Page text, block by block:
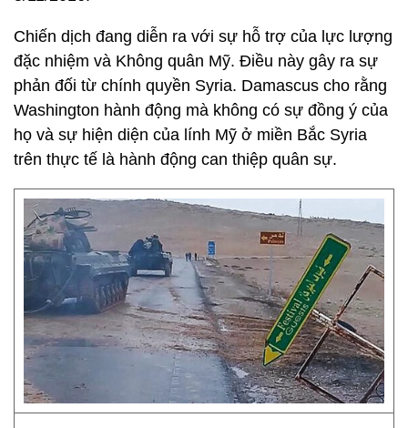
Chiến dịch đang diễn ra với sự hỗ trợ của lực lượng
đặc nhiệm và Không quân Mỹ. Điều này gây ra sự
phản đối từ chính quyền Syria. Damascus cho rằng
Washington hành động mà không có sự đồng ý của
họ và sự hiện diện của lính Mỹ ở miền Bắc Syria
trên thực tế là hành động can thiệp quân sự.